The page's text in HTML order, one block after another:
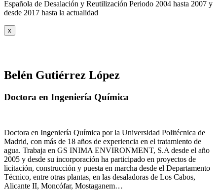
Española de Desalación y Reutilización Periodo 2004 hasta 2007 y
desde 2017 hasta la actualidad
x
Belén Gutiérrez López
Doctora en Ingeniería Química
Doctora en Ingeniería Química por la Universidad Politécnica de
Madrid, con más de 18 años de experiencia en el tratamiento de
agua. Trabaja en GS INIMA ENVIRONMENT, S.A desde el año
2005 y desde su incorporación ha participado en proyectos de
licitación, construcción y puesta en marcha desde el Departamento
Técnico, entre otras plantas, en las desaladoras de Los Cabos,
Alicante II, Moncófar, Mostaganem…